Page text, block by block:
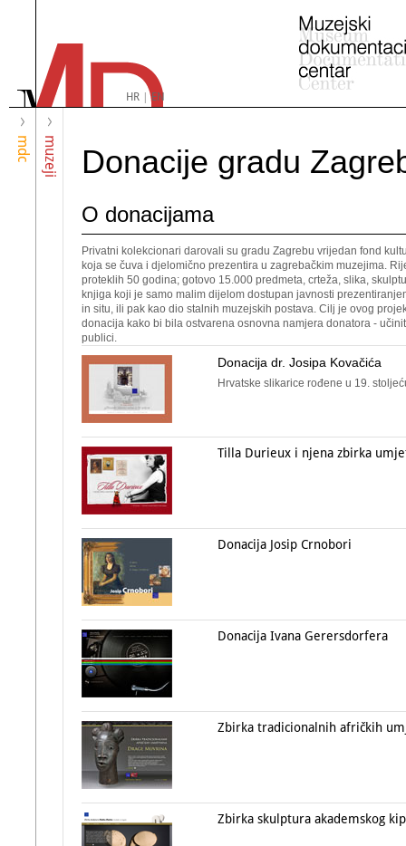
HR|EN
mdc muzeji Donacije gradu
O donacijama
Privatni kolekcionari darovali su gradu Zagrebu vrijedan fond
koja se čuva i djelomično prezentira u zagrebačkim muzejima.
proteklih 50 godina; gotovo 15.000 predmeta, crteža, slika,
knjiga koji je samo malim dijelom dostupan javnosti
in situ, ili pak kao dio stalnih muzejskih postava. Cilj je ovog
donacija kako bi bila ostvarena osnovna namjera donatora -
publici.
Donacija dr. Josipa Kovačića
Hrvatske slikarice rođene u 19.
Tilla Durieux i njena zbirka
Donacija Josip Crnobori
Donacija Ivana Gerersdorfera
Zbirka tradicionalnih afričkih
Zbirka skulptura akademskog